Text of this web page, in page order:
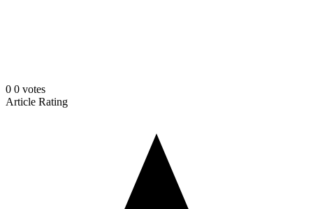
0 0 votes
Article Rating